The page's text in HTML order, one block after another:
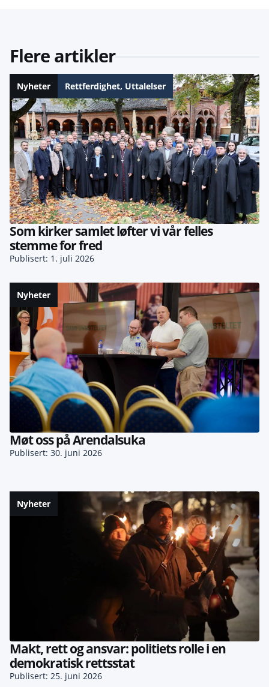
Flere artikler
Nyheter Rettferdighet, Uttalelser
Som kirker samlet løfter vi vår felles
stemme for fred
Publisert: 1. juli 2026
Nyheter
Møt oss på Arendalsuka
Publisert: 30. juni 2026
Nyheter
Makt, rett og ansvar: politiets rolle i en
demokratisk rettsstat
Publisert: 25. juni 2026